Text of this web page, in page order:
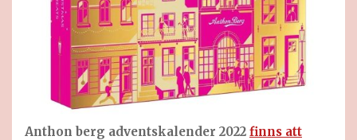
Anthon berg adventskalender 2022 finns att